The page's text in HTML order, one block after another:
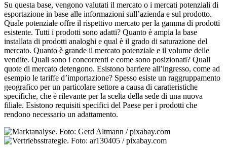
Su questa base, vengono valutati il mercato o i mercati potenziali di
esportazione in base alle informazioni sull’azienda e sul prodotto.
Quale potenziale offre il rispettivo mercato per la gamma di prodotti
esistente. Tutti i prodotti sono adatti? Quanto è ampia la base
installata di prodotti analoghi e qual è il grado di saturazione del
mercato. Quanto è grande il mercato potenziale e il volume delle
vendite. Quali sono i concorrenti e come sono posizionati? Quali
quote di mercato detengono. Esistono barriere all’ingresso, come ad
esempio le tariffe d’importazione? Spesso esiste un raggruppamento
geografico per un particolare settore a causa di caratteristiche
specifiche, che è rilevante per la scelta della sede di una nuova
filiale. Esistono requisiti specifici del Paese per i prodotti che
rendono necessario un adattamento.